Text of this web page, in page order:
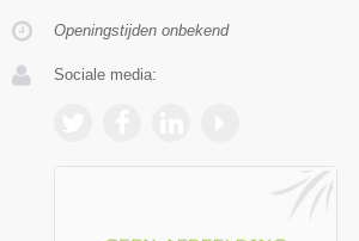
Openingstijden onbekend
Sociale media: